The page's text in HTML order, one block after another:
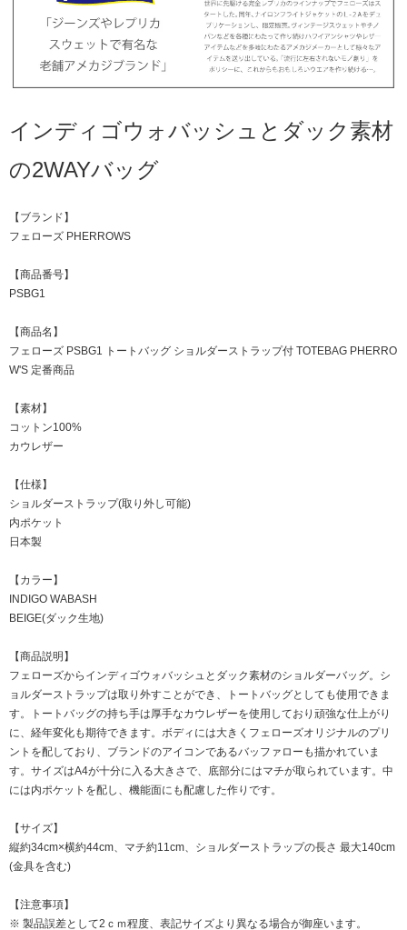
インディゴウォバッシュとダック素材
の2WAYバッグ
【ブランド】
フェローズ PHERROWS
【商品番号】
PSBG1
【商品名】
フェローズ PSBG1 トートバッグ ショルダーストラップ付 TOTEBAG PHERRO
W'S 定番商品
【素材】
コットン100%
カウレザー
【仕様】
ショルダーストラップ(取り外し可能)
内ポケット
日本製
【カラー】
INDIGO WABASH
BEIGE(ダック生地)
【商品説明】
フェローズからインディゴウォバッシュとダック素材のショルダーバッグ。シ
ョルダーストラップは取り外すことができ、トートバッグとしても使用できま
す。トートバッグの持ち手は厚手なカウレザーを使用しており頑強な仕上がり
に、経年変化も期待できます。ボディには大きくフェローズオリジナルのプリ
ントを配しており、ブランドのアイコンであるバッファローも描かれていま
す。サイズはA4が十分に入る大きさで、底部分にはマチが取られています。中
には内ポケットを配し、機能面にも配慮した作りです。
【サイズ】
縦約34cm×横約44cm、マチ約11cm、ショルダーストラップの長さ 最大140cm
(金具を含む)
【注意事項】
※ 製品誤差として2ｃｍ程度、表記サイズより異なる場合が御座います。